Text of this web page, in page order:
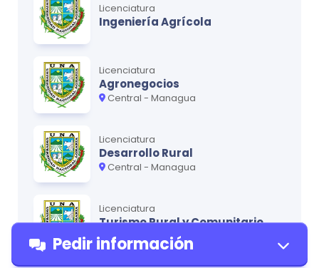
Pedir información
Licenciatura
Ingeniería Agrícola
Licenciatura
Agronegocios
Central - Managua
Licenciatura
Desarrollo Rural
Central - Managua
Licenciatura
Turismo Rural y Comunitario
Central - Managua